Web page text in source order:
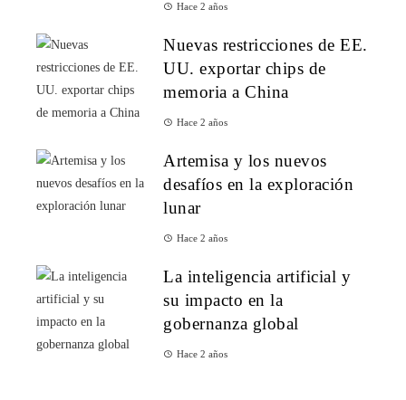
Hace 2 años
Nuevas restricciones de EE.
UU. exportar chips de
memoria a China
Hace 2 años
Artemisa y los nuevos
desafíos en la exploración
lunar
Hace 2 años
La inteligencia artificial y
su impacto en la
gobernanza global
Hace 2 años